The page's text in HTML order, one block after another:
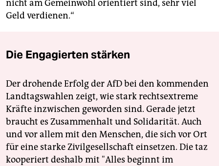
nicht am Gemeinwohl orientiert sind, sehr viel
Geld verdienen.“
Die Engagierten stärken
Der drohende Erfolg der AfD bei den kommenden
Landtagswahlen zeigt, wie stark rechtsextreme
Kräfte inzwischen geworden sind. Gerade jetzt
braucht es Zusammenhalt und Solidarität. Auch
und vor allem mit den Menschen, die sich vor Ort
für eine starke Zivilgesellschaft einsetzen. Die taz
kooperiert deshalb mit "Alles beginnt im